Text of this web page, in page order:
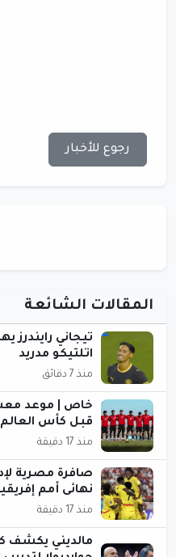
رجوع للأخبار
المقالات الشائعة
تيجاني
اتلتيكو مدريد
منذ 7 دقائق
خاص | موعد
قبل كأس العالم تحت
منذ 17 دقيقة
صافرة مصرية
نهائى أمم
منذ 17 دقيقة
مالديني يكشف